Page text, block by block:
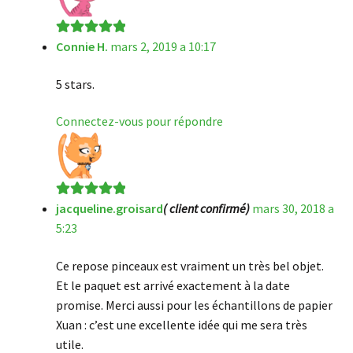
Note5sur 5
Connie H. mars 2, 2019 a 10:17
5 stars.
Connectez-vous pour répondre
Note5sur 5
jacqueline.groisard( client confirmé) mars 30, 2018 a
5:23
Ce repose pinceaux est vraiment un très bel objet.
Et le paquet est arrivé exactement à la date
promise. Merci aussi pour les échantillons de papier
Xuan : c’est une excellente idée qui me sera très
utile.